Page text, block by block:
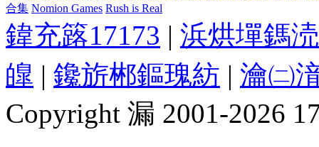
合集 Nomion Games Rush is Real
鍏充簬17173 | 浜烘墠鎷
皥 | 鑱旂郴鏂瑰紡 | 瀹㈡
Copyright 漏 2001-2026